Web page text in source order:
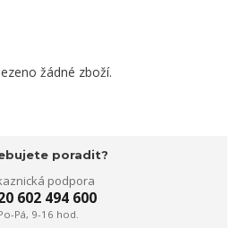
žádné zboží.
poradit?
podpora
602 494 600
Pá, 9-16 hod.